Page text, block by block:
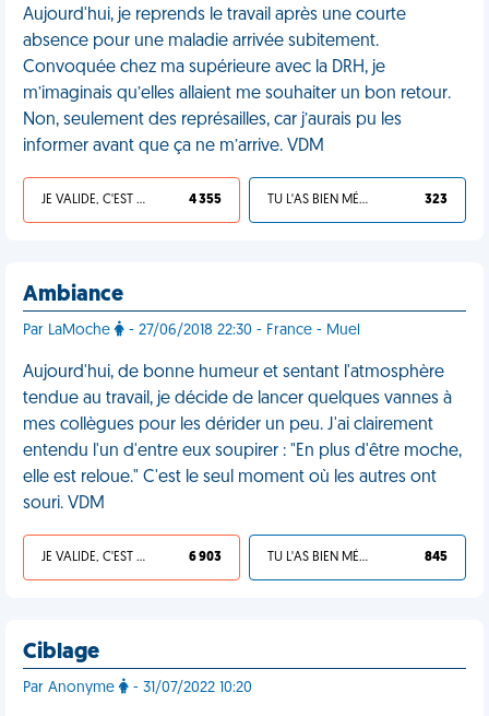
Aujourd'hui, je reprends le travail après une courte
absence pour une maladie arrivée subitement.
Convoquée chez ma supérieure avec la DRH, je
m’imaginais qu’elles allaient me souhaiter un bon retour.
Non, seulement des représailles, car j’aurais pu les
informer avant que ça ne m’arrive. VDM
JE VALIDE, C'EST UNE VDM 4 355 TU L'AS BIEN MÉRITÉ 323
Ambiance
Par LaMoche - 27/06/2018 22:30 - France - Muel
Aujourd'hui, de bonne humeur et sentant l'atmosphère
tendue au travail, je décide de lancer quelques vannes à
mes collègues pour les dérider un peu. J'ai clairement
entendu l'un d'entre eux soupirer : "En plus d'être moche,
elle est reloue." C'est le seul moment où les autres ont
souri. VDM
JE VALIDE, C'EST UNE VDM 6 903 TU L'AS BIEN MÉRITÉ 845
Ciblage
Par Anonyme - 31/07/2022 10:20